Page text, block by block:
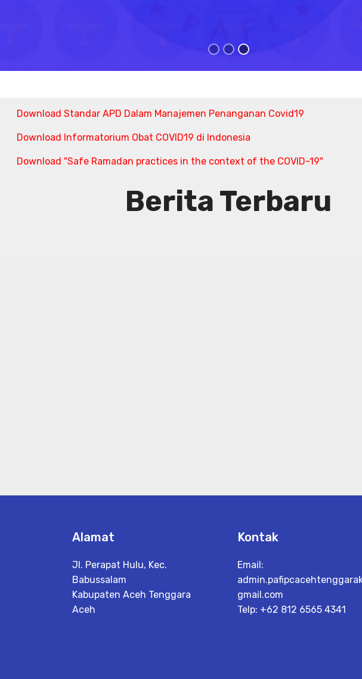
Download Standar APD Dalam Manajemen Penanganan Covid19
Download Informatorium Obat COVID19 di Indonesia
Download "Safe Ramadan practices in the context of the COVID-19"
Berita Terbaru
Alamat
Jl. Perapat Hulu, Kec.
Babussalam
Kabupaten Aceh Tenggara
Aceh
Kontak
Email:
gmail.com
Telp: +62 812 6565 4341